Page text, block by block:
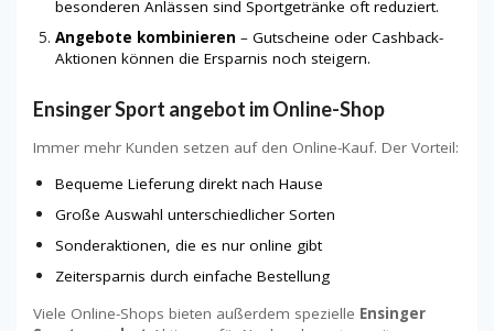
besonderen Anlässen sind Sportgetränke oft reduziert.
Angebote kombinieren – Gutscheine oder Cashback-
Aktionen können die Ersparnis noch steigern.
Ensinger Sport angebot im Online-Shop
Immer mehr Kunden setzen auf den Online-Kauf. Der Vorteil:
Bequeme Lieferung direkt nach Hause
Große Auswahl unterschiedlicher Sorten
Sonderaktionen, die es nur online gibt
Zeitersparnis durch einfache Bestellung
Viele Online-Shops bieten außerdem spezielle Ensinger